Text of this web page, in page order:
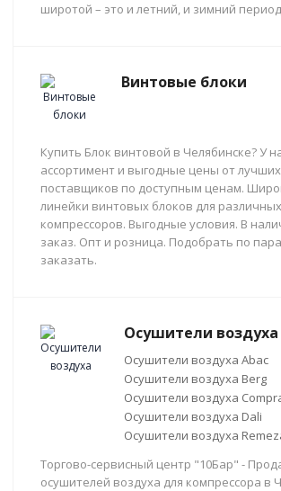
широтой – это и летний, и зимний
Винтовые блоки
Купить Блок винтовой в Челябинске? У
ассортимент и выгодные цены от лучших
поставщиков по доступным ценам.
линейки винтовых блоков для
компрессоров. Выгодные условия. В
заказ. Опт и розница. Подобрать по
заказать.
Осушители воздуха
Осушители воздуха Abac
Осушители воздуха Berg
Осушители воздуха
Осушители воздуха Dali
Осушители воздуха
Торгово-сервисный центр "10Бар" -
осушителей воздуха для компрессора в